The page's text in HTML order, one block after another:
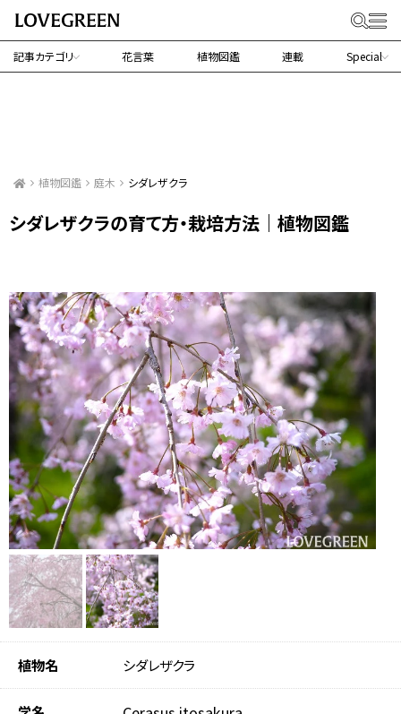
記事カテゴリ 花言葉 植物図鑑 連載 Special
植物図鑑 庭木 シダレザクラ
シダレザクラの育て方・栽培方法｜植物図鑑
植物名 シダレザクラ